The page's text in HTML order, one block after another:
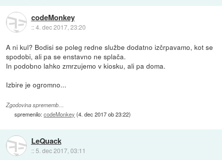
codeMonkey
::4. dec 2017, 23:20
A ni kul? Bodisi se poleg redne službe dodatno izčrpavamo, kot se
spodobi, ali pa se enstavno ne splača.
In podobno lahko zmrzujemo v kiosku, ali pa doma.
Izbire je ogromno...
Zgodovina sprememb…
spremenilo:codeMonkey (4. dec 2017 ob 23:22)
LeQuack
:: 5. dec 2017, 03:11